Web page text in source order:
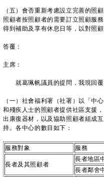
（五）會否重新考慮設立完善的照
照顧者按照顧者的需要訂立照顧服
得到補助及享有休息日等，以對照
答覆：
主席：
就葛珮帆議員的提問，我現回覆
（一）社會福利署（社署）以「中
和殘疾人士的照顧者提供社區支援
出康復器材，以及協助照顧者組成
持。各中心的數目如下：
服務對象 服務
長者及其照顧者
長者地區
長者鄰舍